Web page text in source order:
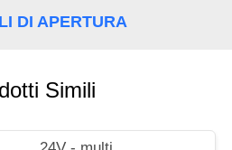
DI APERTURA
Simili